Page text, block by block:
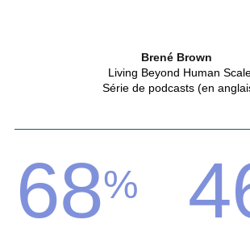
Brené Brown
Living Beyond Human
Série de podcasts (en
68%